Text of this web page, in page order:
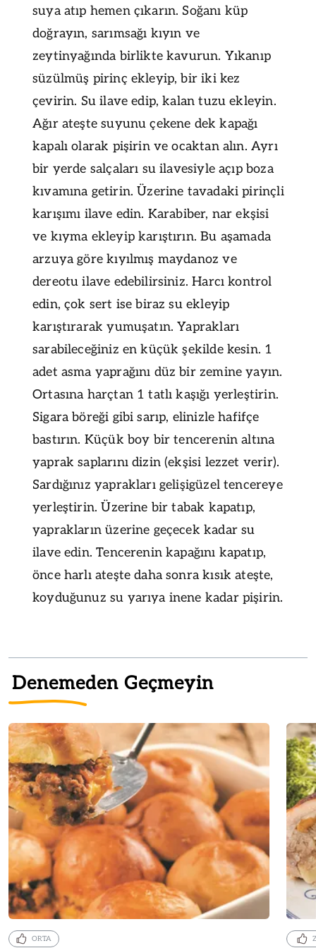
suya atıp hemen çıkarın. Soğanı küp
doğrayın, sarımsağı kıyın ve
zeytinyağında birlikte kavurun. Yıkanıp
süzülmüş pirinç ekleyip, bir iki kez
çevirin. Su ilave edip, kalan tuzu ekleyin.
Ağır ateşte suyunu çekene dek kapağı
kapalı olarak pişirin ve ocaktan alın. Ayrı
bir yerde salçaları su ilavesiyle açıp boza
kıvamına getirin. Üzerine tavadaki pirinçli
karışımı ilave edin. Karabiber, nar ekşisi
ve kıyma ekleyip karıştırın. Bu aşamada
arzuya göre kıyılmış maydanoz ve
dereotu ilave edebilirsiniz. Harcı kontrol
edin, çok sert ise biraz su ekleyip
karıştırarak yumuşatın. Yaprakları
sarabileceğiniz en küçük şekilde kesin. 1
adet asma yaprağını düz bir zemine yayın.
Ortasına harçtan 1 tatlı kaşığı yerleştirin.
Sigara böreği gibi sarıp, elinizle hafifçe
bastırın. Küçük boy bir tencerenin altına
yaprak saplarını dizin (ekşisi lezzet verir).
Sardığınız yaprakları gelişigüzel tencereye
yerleştirin. Üzerine bir tabak kapatıp,
yaprakların üzerine geçecek kadar su
ilave edin. Tencerenin kapağını kapatıp,
önce harlı ateşte daha sonra kısık ateşte,
koyduğunuz su yarıya inene kadar pişirin.
Denemeden Geçmeyin
ORTA